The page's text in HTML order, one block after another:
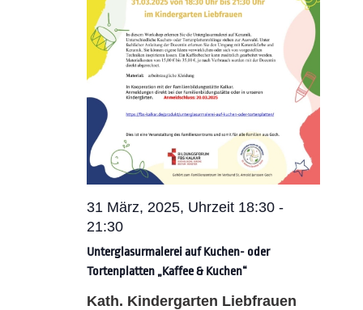
Unterglasurmalerei auf Kuchen- oder
Tortenplatten „Kaffee & Kuchen“
31 März, 2025, Uhrzeit 18:30 -
21:30
Kath. Kindergarten Liebfrauen